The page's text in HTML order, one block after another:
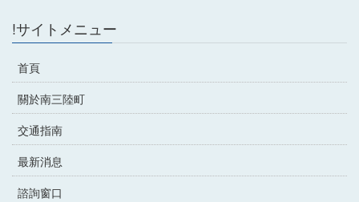
!サイトメニュー
首頁
關於南三陸町
交通指南
最新消息
諮詢窗口